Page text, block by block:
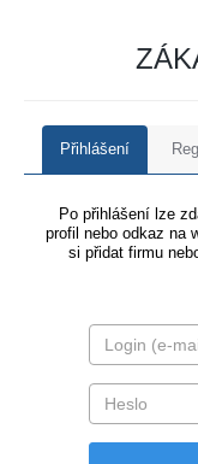
Přihlášení
Po přihlášení lze
profil nebo odkaz na
si přidat firmu